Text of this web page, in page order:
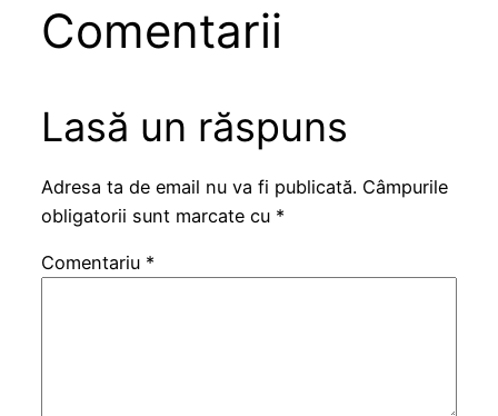
Comentarii
Lasă un răspuns
Adresa ta de email nu va fi publicată. Câmpurile
obligatorii sunt marcate cu *
Comentariu *